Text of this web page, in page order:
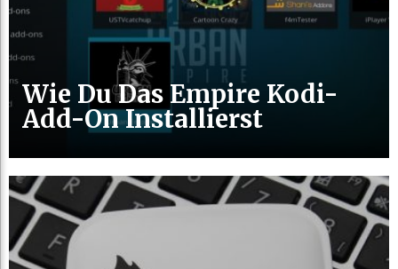
Wie Du Das Empire Kodi-
Add-On Installierst